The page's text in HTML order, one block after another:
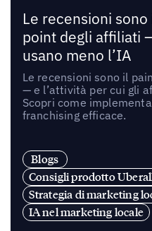
Le recensioni
point degli affiliati
usano meno l’IA
Le recensioni sono il
— e l’attività per cui gli
Scopri come
franchising efficace.
Blogs
Consigli prodotto
Strategia di marketing
IA nel marketing locale